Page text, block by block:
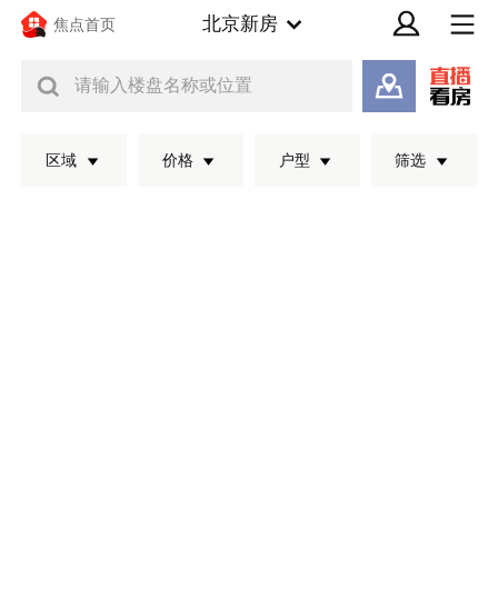
焦点首页 北京新房
请输入楼盘名称或位置
区域 价格 户型 筛选